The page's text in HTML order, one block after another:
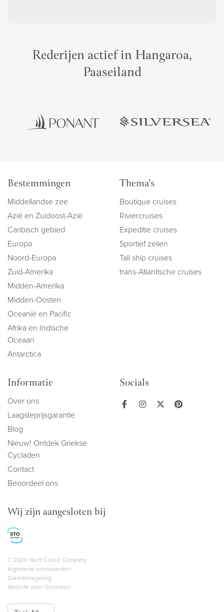
Rederijen actief in Hangaroa,
Paaseiland
Bestemmingen
Middellandse zee
Azië en Zuidoost-Azië
Caribisch gebied
Europa
Noord-Europa
Zuid-Amerika
Midden-Amerika
Midden-Oosten
Oceanië en Pacific
Afrika en Indische
Oceaan
Antarctica
Thema's
Boutique cruises
Riviercruises
Expeditie cruises
Sportief zeilen
Tall ship cruises
trans-Atlantische cruises
Informatie
Over ons
Laagsteprijsgarantie
Blog
Nieuw! Ontdek Griekse
Cycladen
Contact
Beoordeel ons
Socials
Wij zijn aangesloten bij
Copyright navigation
© 2026 Yacht Cruise Company
Algemene voorwaarden
Garantieregeling
Website door Gomotion